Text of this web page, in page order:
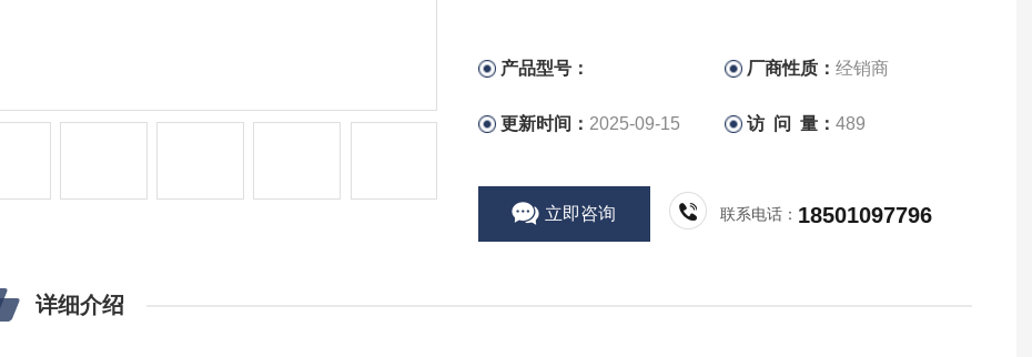
产品型号： 厂商性质：经销商
更新时间： 2025-09-15 访 问 量：489
立即咨询 联系电话： 18501097796
详细介绍